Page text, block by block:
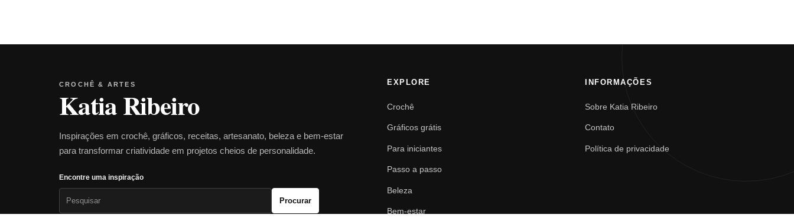
CROCHÊ & ARTES
Katia Ribeiro
Inspirações em crochê, gráficos, receitas, artesanato, beleza e bem-estar
para transformar criatividade em projetos cheios de personalidade.
Encontre uma inspiração
Procurar
EXPLORE
Crochê
Gráficos grátis
Para iniciantes
Passo a passo
Beleza
Bem-estar
INFORMAÇÕES
Sobre Katia Ribeiro
Contato
Política de privacidade